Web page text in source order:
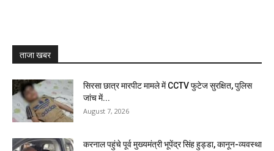
ताजा खबर
सिरसा छात्र मारपीट मामले में CCTV फुटेज सुरक्षित, पुलिस
जांच में...
August 7, 2026
करनाल पहुंचे पूर्व मुख्यमंत्री भूपेंद्र सिंह हुड्डा, कानून-व्यवस्था